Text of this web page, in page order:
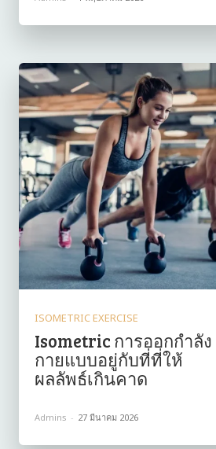
ISOMETRIC EXERCISE
Isometric การออกกำลัง
กายแบบอยู่กับที่ที่ให้
ผลลัพธ์เกินคาด
Admins - 27 มีนาคม 2026